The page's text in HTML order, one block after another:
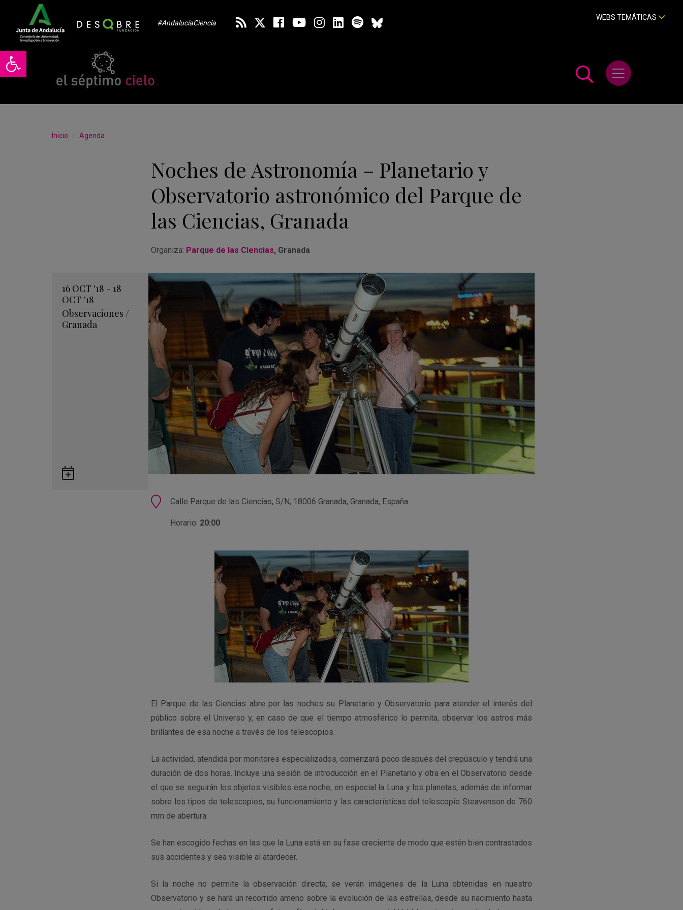
Abrir barra de herramientas
#AndalucíaCiencia
WEBS TEMÁTICAS
Abrir menú
Inicio Agenda
Noches de Astronomía – Planetario y
Observatorio astronómico del Parque de
las Ciencias, Granada
Organiza: Parque de las Ciencias, Granada
16 OCT '18 - 18
OCT '18
Observaciones /
Granada
Guardar
en
Ubicación
Calle Parque de las Ciencias, S/N, 18006 Granada, Granada, España
Horario: 20:00
El Parque de las Ciencias abre por las noches su Planetario y Observatorio para atender el interés del
público sobre el Universo y, en caso de que el tiempo atmosférico lo permita, observar los astros más
brillantes de esa noche a través de los telescopios.
La actividad, atendida por monitores especializados, comenzará poco después del crepúsculo y tendrá una
duración de dos horas. Incluye una sesión de introducción en el Planetario y otra en el Observatorio desde
el que se seguirán los objetos visibles esa noche, en especial la Luna y los planetas, además de informar
sobre los tipos de telescopios, su funcionamiento y las características del telescopio Steavenson de 760
mm de abertura.
Se han escogido fechas en las que la Luna está en su fase creciente de modo que estén bien contrastados
sus accidentes y sea visible al atardecer.
Si la noche no permite la observación directa, se verán imágenes de la Luna obtenidas en nuestro
Observatorio y se hará un recorrido ameno sobre la evolución de las estrellas, desde su nacimiento hasta